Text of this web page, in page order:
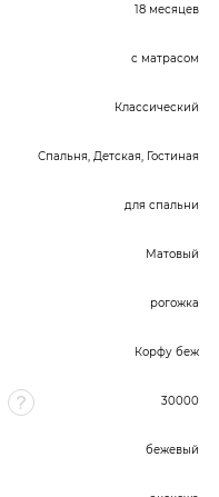
18 месяцев
с матрасом
Классический
Спальня, Детская, Гостиная
для спальни
Матовый
рогожка
Корфу беж
30000
бежевый